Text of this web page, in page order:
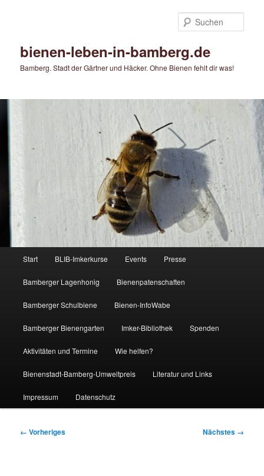
bienen-leben-in-bamberg.de
Bamberg. Stadt der Gärtner und Häcker. Ohne Bienen fehlt dir was!
Start BLIB-Imkerkurse Events Presse
Bamberger Lagenhonig Bienenpatenschaften
Bamberger Schulbiene Bienen-InfoWabe
Bamberger Bienengarten Imker-Bibliothek Spenden
Aktivitäten und Termine Wie helfen?
Bienenstadt-Bamberg-Umweltpreis Literatur und Links
Impressum Datenschutz
Bilder-
← Vorheriges Nächstes →